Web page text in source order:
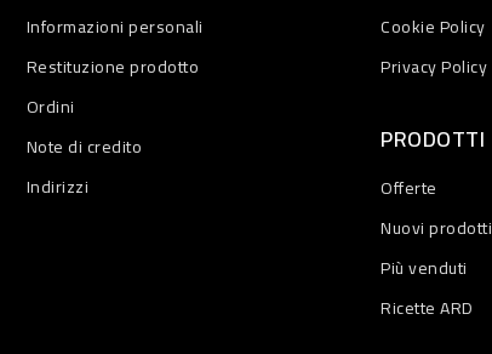
Informazioni personali
Restituzione prodotto
Ordini
Note di credito
Indirizzi
Cookie Policy
Privacy Policy
PRODOTTI
Offerte
Nuovi prodotti
Più venduti
Ricette ARD